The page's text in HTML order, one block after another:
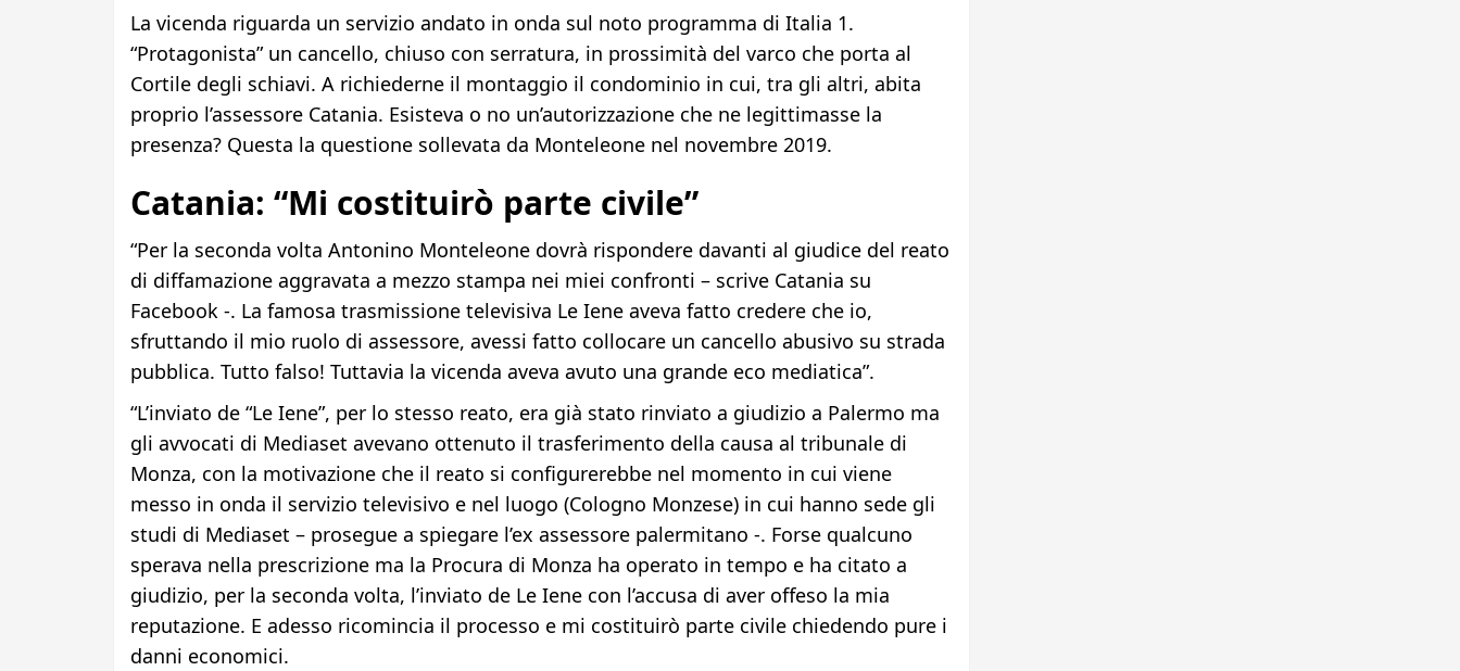
La vicenda riguarda un servizio andato in onda sul noto programma di Italia 1.
“Protagonista” un cancello, chiuso con serratura, in prossimità del varco che porta al
Cortile degli schiavi. A richiederne il montaggio il condominio in cui, tra gli altri, abita
proprio l’assessore Catania. Esisteva o no un’autorizzazione che ne legittimasse la
presenza? Questa la questione sollevata da Monteleone nel novembre 2019.
Catania: “Mi costituirò parte civile”
“Per la seconda volta Antonino Monteleone dovrà rispondere davanti al giudice del reato
di diffamazione aggravata a mezzo stampa nei miei confronti – scrive Catania su
Facebook -. La famosa trasmissione televisiva Le Iene aveva fatto credere che io,
sfruttando il mio ruolo di assessore, avessi fatto collocare un cancello abusivo su strada
pubblica. Tutto falso! Tuttavia la vicenda aveva avuto una grande eco mediatica”.
“L’inviato de “Le Iene”, per lo stesso reato, era già stato rinviato a giudizio a Palermo ma
gli avvocati di Mediaset avevano ottenuto il trasferimento della causa al tribunale di
Monza, con la motivazione che il reato si configurerebbe nel momento in cui viene
messo in onda il servizio televisivo e nel luogo (Cologno Monzese) in cui hanno sede gli
studi di Mediaset – prosegue a spiegare l’ex assessore palermitano -. Forse qualcuno
sperava nella prescrizione ma la Procura di Monza ha operato in tempo e ha citato a
giudizio, per la seconda volta, l’inviato de Le Iene con l’accusa di aver offeso la mia
reputazione. E adesso ricomincia il processo e mi costituirò parte civile chiedendo pure i
danni economici.